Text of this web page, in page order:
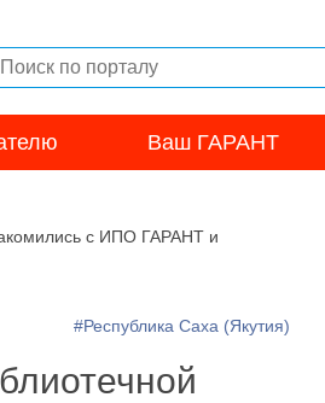
Ваш ГАРАНТ
с ИПО ГАРАНТ и
#Республика Саха (Якутия)